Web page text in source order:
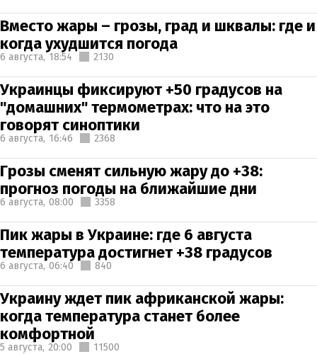
Вместо жары – грозы, град и шквалы: где и
когда ухудшится погода
6 августа, 18:54 2130
Украинцы фиксируют +50 градусов на
"домашних" термометрах: что на это
говорят синоптики
6 августа, 16:46 2368
Грозы сменят сильную жару до +38:
прогноз погоды на ближайшие дни
6 августа, 08:00 3358
Пик жары в Украине: где 6 августа
температура достигнет +38 градусов
6 августа, 06:40 840
Украину ждет пик африканской жары:
когда температура станет более
комфортной
5 августа, 20:00 11500